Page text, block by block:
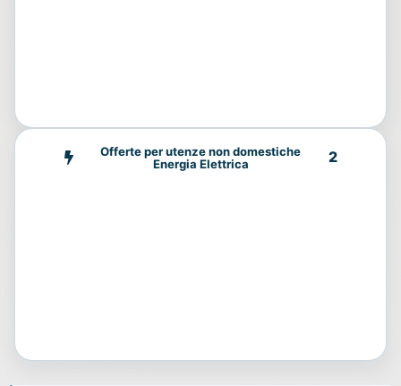
Offerte per utenze non domestiche
Energia Elettrica
2